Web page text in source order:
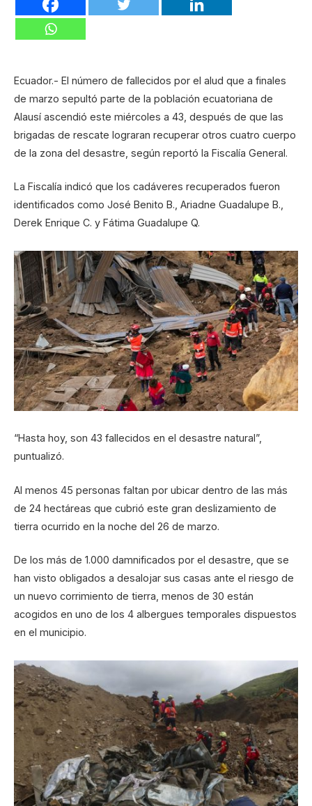
Ecuador.- El número de fallecidos por el alud que a finales
de marzo sepultó parte de la población ecuatoriana de
Alausí ascendió este miércoles a 43, después de que las
brigadas de rescate lograran recuperar otros cuatro cuerpo
de la zona del desastre, según reportó la Fiscalía General.
La Fiscalía indicó que los cadáveres recuperados fueron
identificados como José Benito B., Ariadne Guadalupe B.,
Derek Enrique C. y Fátima Guadalupe Q.
“Hasta hoy, son 43 fallecidos en el desastre natural”,
puntualizó.
Al menos 45 personas faltan por ubicar dentro de las más
de 24 hectáreas que cubrió este gran deslizamiento de
tierra ocurrido en la noche del 26 de marzo.
De los más de 1.000 damnificados por el desastre, que se
han visto obligados a desalojar sus casas ante el riesgo de
un nuevo corrimiento de tierra, menos de 30 están
acogidos en uno de los 4 albergues temporales dispuestos
en el municipio.